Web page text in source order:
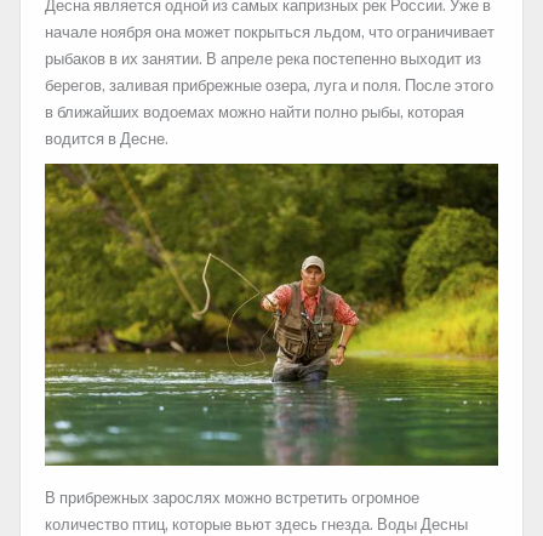
Десна является одной из самых капризных рек России. Уже в
начале ноября она может покрыться льдом, что ограничивает
рыбаков в их занятии. В апреле река постепенно выходит из
берегов, заливая прибрежные озера, луга и поля. После этого
в ближайших водоемах можно найти полно рыбы, которая
водится в Десне.
В прибрежных зарослях можно встретить огромное
количество птиц, которые вьют здесь гнезда. Воды Десны